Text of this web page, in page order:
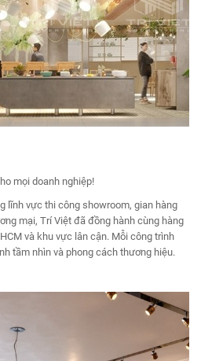
mọi doanh nghiệp!
lĩnh vực thi công showroom, gian hàng
mại, Trí Việt đã đồng hành cùng hàng
và khu vực lân cận. Mỗi công trình
tầm nhìn và phong cách thương hiệu.